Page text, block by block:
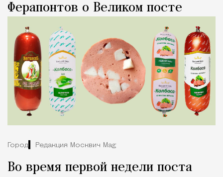
Ферапонтов о Великом посте
Город Редакция Москвич Mag
Во время первой недели поста